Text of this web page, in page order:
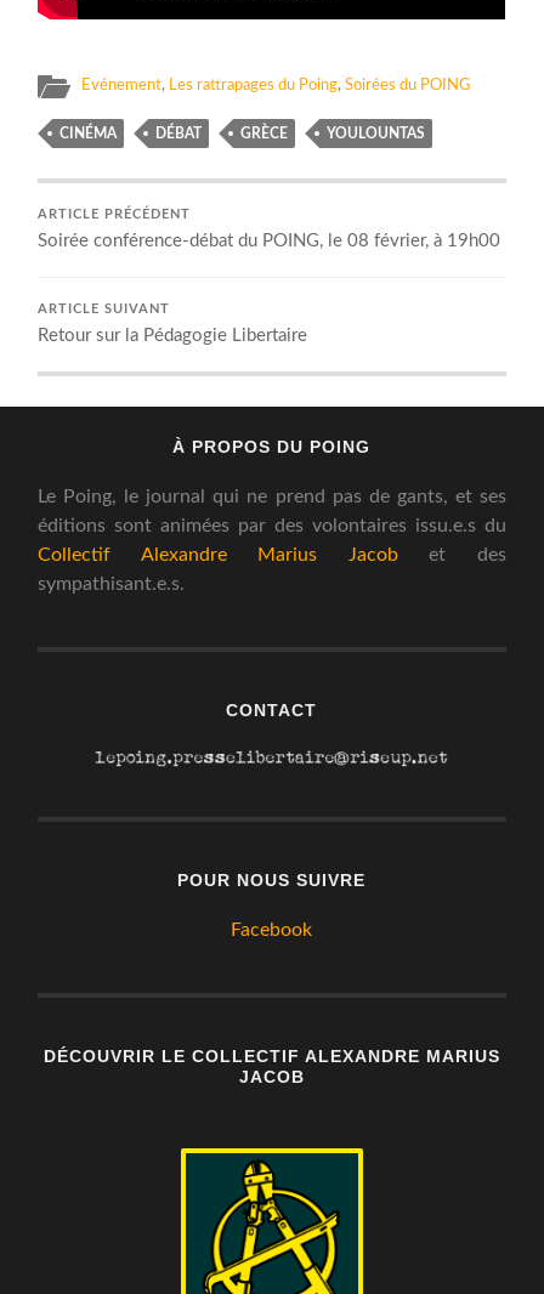
Evénement, Les rattrapages du Poing,Soirées du POING
CINÉMA DÉBAT GRÈCE YOULOUNTAS
ARTICLE PRÉCÉDENT
Soirée conférence-débat du POING, le 08 février, à 19h00
ARTICLE SUIVANT
Retour sur la Pédagogie Libertaire
À PROPOS DU POING
Le Poing, le journal qui ne prend pas de gants, et ses
éditions sont animées par des volontaires issu.e.s du
Collectif Alexandre Marius Jacobet des
sympathisant.e.s.
CONTACT
POUR NOUS SUIVRE
Facebook
DÉCOUVRIR LE COLLECTIF ALEXANDRE MARIUS
JACOB